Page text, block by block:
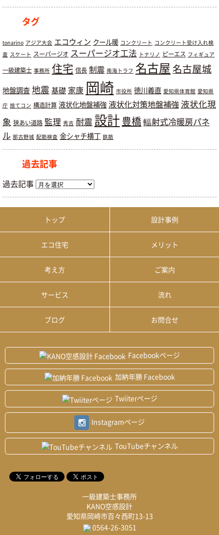
タグ
tonarino アジア大会 エコウィン クール暖 コンクリート コンクリート受け入れ検
査 スケート スーパージオ スーパージオ工法 トナリノ ピーエス フィギュア
一級建築士 事務所 住宅 信長 制震 南海トラフ 名古屋 名古屋城
地盤調査地震 基礎 家康 岡崎 市役所 徳川義直 愛知県体育館 愛知県
庁 捨てコン 構造計算 液状化地盤補強 液状化対策地盤補強 液状化現
象 狭あい道路 監理 秀吉 耐震設計豊橋輻射式冷暖房パネ
ル 那古野城 配筋検査 金シャチ横丁 鉄筋
過去記事
過去記事
トップ 設計事例
エコ住宅 メリット
考え方 ご案内
サービス 流れ
ブログ お問合せ
Facebookページ
加納年勝 Facebook
Twiiterページ
Instagramページ
TouTubeチャンネル
一級建築士事務所
KANO空感設計
愛知県岡崎市百々西町13-13
0564-26-3051